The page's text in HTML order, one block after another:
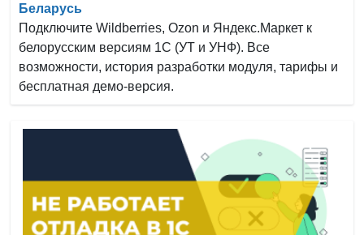
Беларусь
Подключите Wildberries, Ozon и Яндекс.Маркет к
белорусским версиям 1С (УТ и УНФ). Все
возможности, история разработки модуля, тарифы и
бесплатная демо-версия.